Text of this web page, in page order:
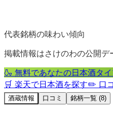
代表銘柄の味わい傾向
掲載情報はさけのわの公開デ
🍶 無料であなたの日本酒タ
🛒 楽天で日本酒を探す✏️ 口
酒蔵情報 口コミ 銘柄一覧 (8)